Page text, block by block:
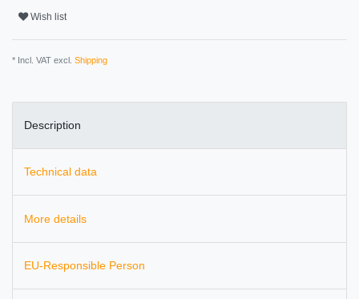
Wish list
* Incl. VAT excl. Shipping
Description
Technical data
More details
EU-Responsible Person